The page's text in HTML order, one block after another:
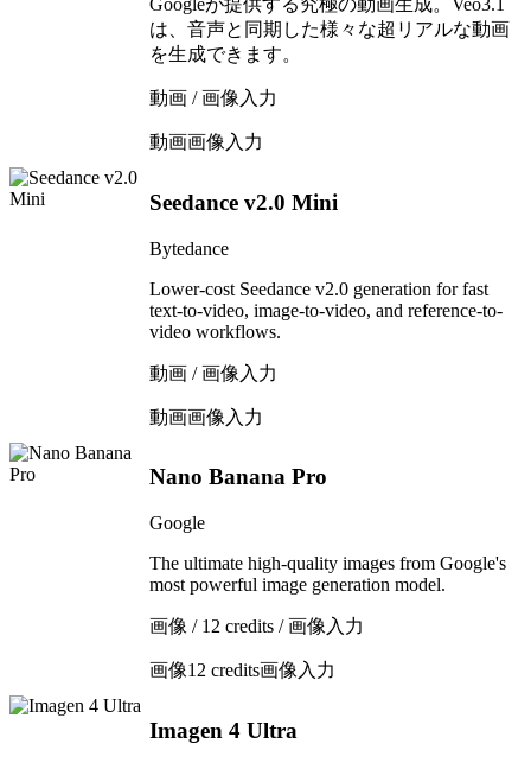
Googleが提供する究極の動画生成。Veo3.1
は、音声と同期した様々な超リアルな動画
を生成できます。
動画 / 画像入力
動画画像入力
Seedance v2.0 Mini
Bytedance
Lower-cost Seedance v2.0 generation for fast
text-to-video, image-to-video, and reference-to-
video workflows.
動画 / 画像入力
動画画像入力
Nano Banana Pro
Google
The ultimate high-quality images from Google's
most powerful image generation model.
画像 / 12 credits / 画像入力
画像12 credits画像入力
Imagen 4 Ultra